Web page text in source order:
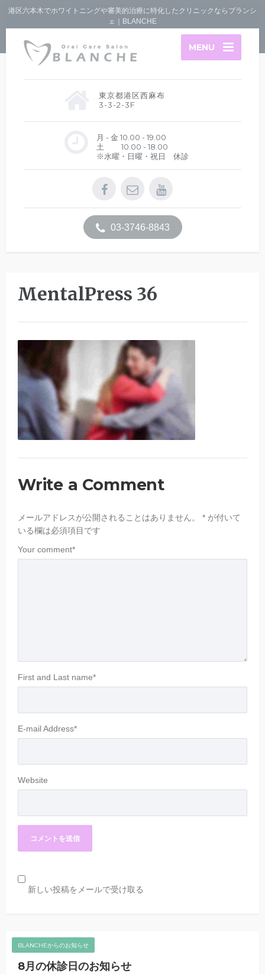
港区六本木でホワイトニングや審美的治療に特化したクリニックならブランシ
ェ｜BLANCHE
MENU
東京都港区西麻布
3-3-2-3F
月 - 金 10.00 - 19.00
土 10.00 - 18.00
※水曜・日曜・祝日 休診
03-3746-8843
MentalPress 36
Write a Comment
メールアドレスが公開されることはありません。 * が付いて
いる欄は必須項目です
Your comment*
First and Last name*
E-mail Address*
Website
新しい投稿をメールで受け取る
BLANCHEからのお知らせ
8月の休診日のお知らせ